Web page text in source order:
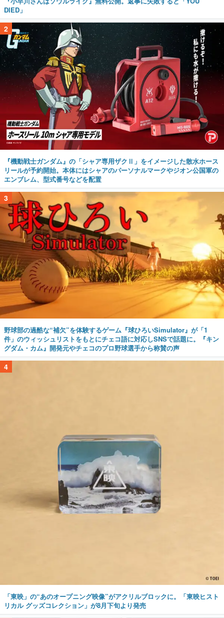
DIED」
2
『機動戦士ガンダム』の「シャア専用ザクⅡ」をイメージした散水ホース
リールが予約開始。本体にはシャアのパーソナルマークやジオン公国軍の
エンブレム、型式番号などを配置
3
野球部の過酷な“補欠”を体験するゲーム『球ひろいSimulator』が「1
件」のウィッシュリストをもとにチェコ語に対応しSNSで話題に。『キン
グダム・カム』開発元やチェコのプロ野球選手から称賛の声
4
「東映」の“あのオープニング映像”がアクリルブロックに。「東映ヒスト
リカル グッズコレクション」が8月下旬より発売